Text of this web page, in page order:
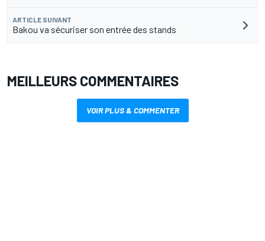
ARTICLE SUIVANT
Bakou va sécuriser son entrée des stands
MEILLEURS COMMENTAIRES
VOIR PLUS & COMMENTER